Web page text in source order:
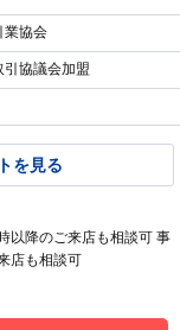
業協会
引協議会加盟
を見る
以降のご来店も相談可 事
店も相談可